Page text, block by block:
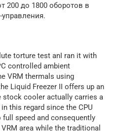
200 до 1800 оборотов в
torture test anI ran it with
controlled ambient
VRM thermals using
Liquid Freezer II offers up an
cooler actually carries a
this regard since the CPU
speed and consequently
area while the traditional